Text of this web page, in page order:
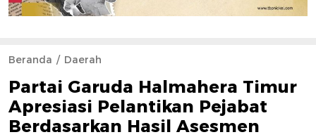
Beranda Daerah
Partai Garuda Halmahera Timur
Apresiasi Pelantikan Pejabat
Berdasarkan Hasil Asesmen